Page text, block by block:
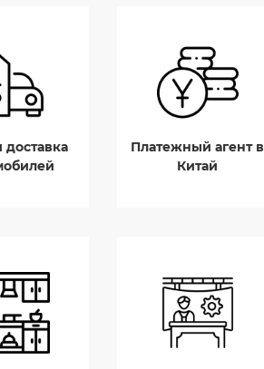
доставка
Платежный агент в
Китай